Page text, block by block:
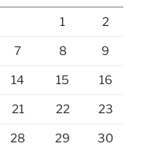
1 2
7 8 9
14 15 16
21 22 23
28 29 30